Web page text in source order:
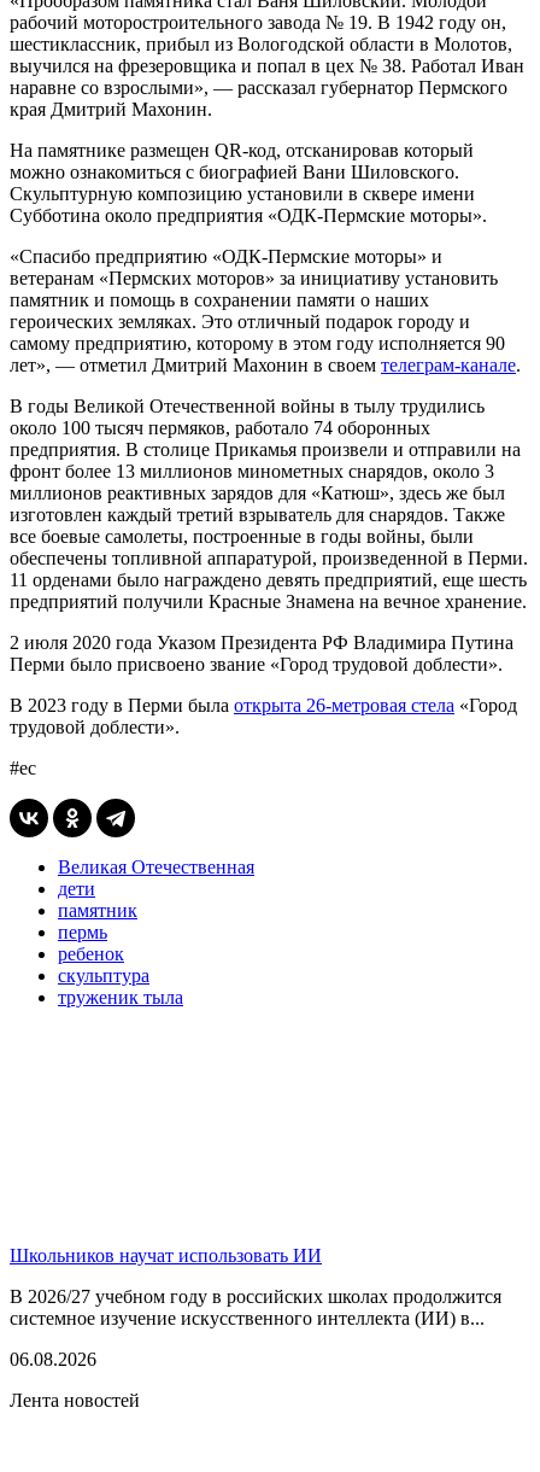
рабочий моторостроительного завода № 19. В 1942 году он,
шестиклассник, прибыл из Вологодской области в Молотов,
выучился на фрезеровщика и попал в цех № 38. Работал Иван
наравне со взрослыми», — рассказал губернатор Пермского
края Дмитрий Махонин.
На памятнике размещен QR-код, отсканировав который
можно ознакомиться с биографией Вани Шиловского.
Скульптурную композицию установили в сквере имени
Субботина около предприятия «ОДК-Пермские моторы».
«Спасибо предприятию «ОДК-Пермские моторы» и
ветеранам «Пермских моторов» за инициативу установить
памятник и помощь в сохранении памяти о наших
героических земляках. Это отличный подарок городу и
самому предприятию, которому в этом году исполняется 90
лет», — отметил Дмитрий Махонин в своем телеграм-канале.
В годы Великой Отечественной войны в тылу трудились
около 100 тысяч пермяков, работало 74 оборонных
предприятия. В столице Прикамья произвели и отправили на
фронт более 13 миллионов минометных снарядов, около 3
миллионов реактивных зарядов для «Катюш», здесь же был
изготовлен каждый третий взрыватель для снарядов. Также
все боевые самолеты, построенные в годы войны, были
обеспечены топливной аппаратурой, произведенной в Перми.
11 орденами было награждено девять предприятий, еще шесть
предприятий получили Красные Знамена на вечное хранение.
2 июля 2020 года Указом Президента РФ Владимира Путина
Перми было присвоено звание «Город трудовой доблести».
В 2023 году в Перми была открыта 26-метровая стела «Город
трудовой доблести».
#ес
Великая Отечественная
дети
памятник
пермь
ребенок
скульптура
труженик тыла
Школьников научат использовать ИИ
В 2026/27 учебном году в российских школах продолжится
системное изучение искусственного интеллекта (ИИ) в...
06.08.2026
Лента новостей